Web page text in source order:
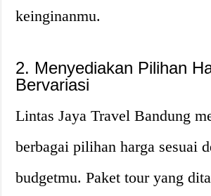
keinginanmu.
2. Menyediakan Pilihan
Bervariasi
Lintas Jaya Travel Bandung
berbagai pilihan harga sesuai
budgetmu. Paket tour yang